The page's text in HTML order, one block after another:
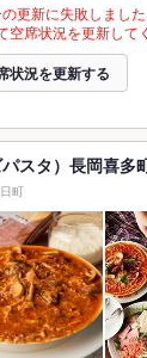
更新に失敗しました
席状況を更新して
状況を更新する
スタ）長岡喜多
町